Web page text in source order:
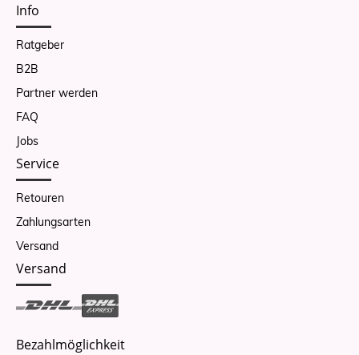
Info
Ratgeber
B2B
Partner werden
FAQ
Jobs
Service
Retouren
Zahlungsarten
Versand
Versand
Bezahlmöglichkeit